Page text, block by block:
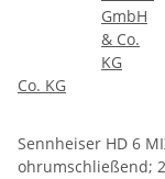
Co. KG
Sennheiser HD 6
ohrumschließend;